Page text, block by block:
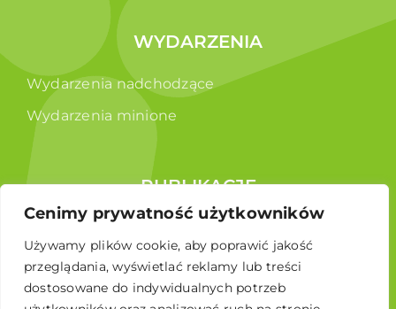
Cenimy prywatność użytkowników
Używamy plików cookie, aby poprawić jakość
przeglądania, wyświetlać reklamy lub treści
dostosowane do indywidualnych potrzeb
WYDARZENIA
Wydarzenia nadchodzące
Wydarzenia minione
PUBLIKACJE
Raporty
Broszura edukacyjna